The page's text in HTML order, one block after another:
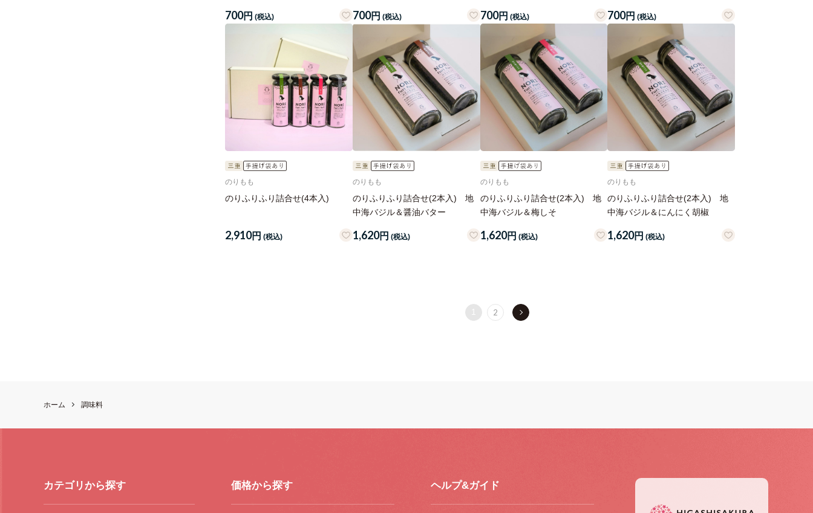
700円 (税込) 700円 (税込) 700円 (税込) 700円 (税込)
のりもも
のりふりふり詰合せ(4本入)
2,910円 (税込)
のりもも
のりふりふり詰合せ(2本入) 地
中海バジル＆醤油バター
1,620円 (税込)
のりもも
のりふりふり詰合せ(2本入) 地
中海バジル＆梅しそ
1,620円 (税込)
のりもも
のりふりふり詰合せ(2本入) 地
中海バジル＆にんにく胡椒
1,620円 (税込)
1 2
ホーム 調味料
カテゴリから探す 価格から探す ヘルプ&ガイド